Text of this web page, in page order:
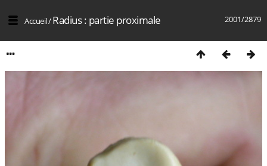
2001/2879
Accueil/Radius : partie proximale